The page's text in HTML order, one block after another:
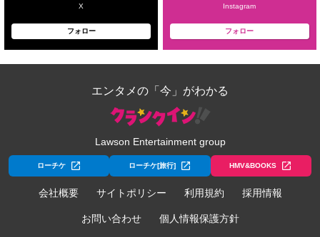
X
フォロー
Instagram
フォロー
エンタメの「今」がわかる
Lawson Entertainment group
ローチケ ローチケ[旅行] HMV&BOOKS
会社概要 サイトポリシー 利用規約 採用情報
お問い合わせ 個人情報保護方針